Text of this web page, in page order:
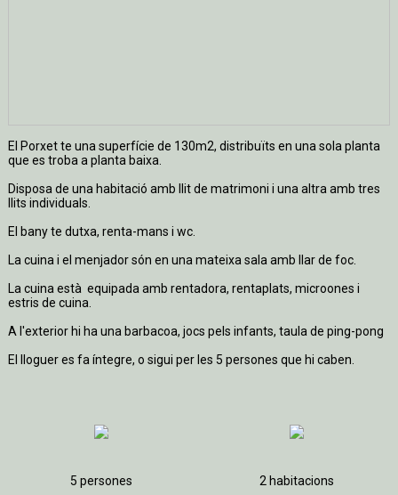
El Porxet te una superfí­cie de 130m2, distribuïts en una sola planta
que es troba a planta baixa.
Disposa de una habitació amb llit de matrimoni i una altra amb tres
llits individuals.
El bany te dutxa, renta-mans i wc.
La cuina i el menjador són en una mateixa sala amb llar de foc.
La cuina està equipada amb rentadora, rentaplats, microones i
estris de cuina.
A l'exterior hi ha una barbacoa, jocs pels infants, taula de ping-pong
El lloguer es fa í­ntegre, o sigui per les 5 persones que hi caben.
5 persones 2 habitacions